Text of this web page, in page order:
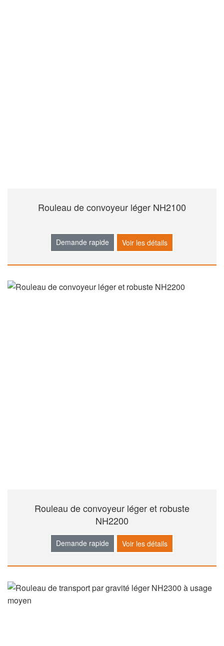
Rouleau de convoyeur léger NH2100
Demande rapide Voir les détails
Rouleau de convoyeur léger et robuste
NH2200
Demande rapide Voir les détails